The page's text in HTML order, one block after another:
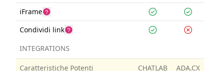
iFrame
Condividi link
INTEGRATIONS
Caratteristiche Potenti CHATLAB ADA.CX